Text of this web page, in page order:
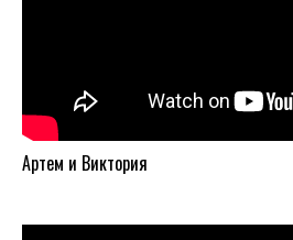
Артем и Виктория